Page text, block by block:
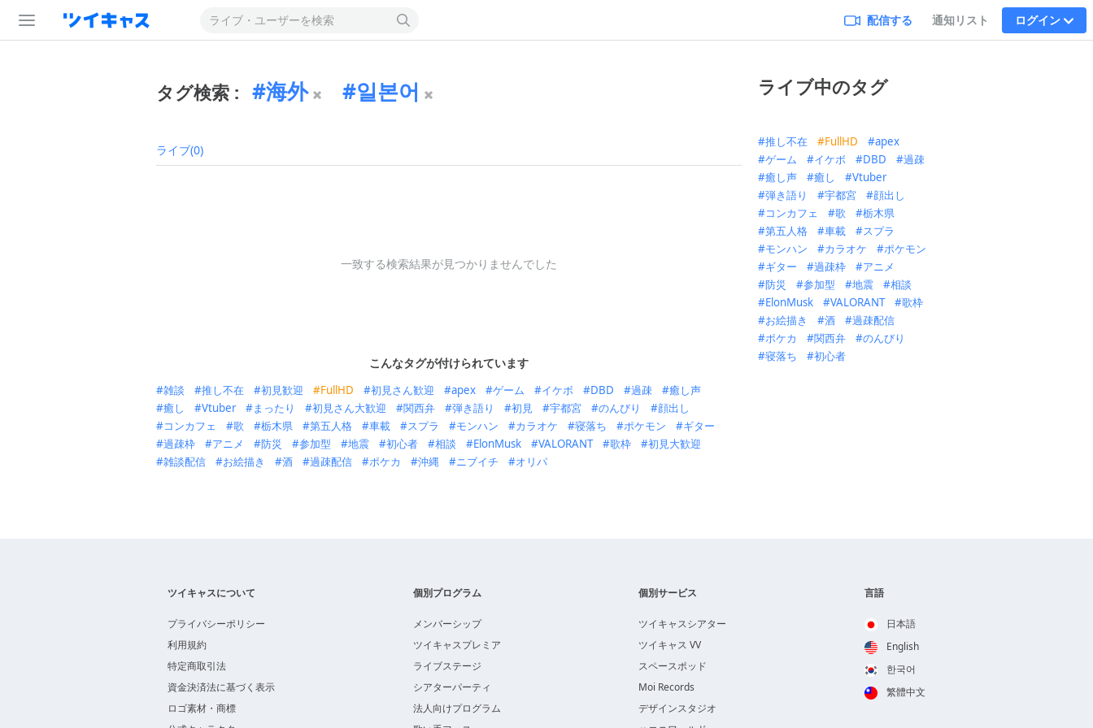
配信する 通知リスト ログイン
タグ検索 : 海外 일본어
ライブ(0)
一致する検索結果が見つかりませんでした
こんなタグが付けられています
雑談 推し不在 初見歓迎 FullHD 初見さん歓迎 apex ゲーム イケボ DBD 過疎
癒し声
癒し
Vtuber まったり 初見さん大歓迎 関西弁 弾き語り 初見 宇都宮 のんびり
顔出し
コンカフェ
歌 栃木県 第五人格 車載 スプラ モンハン カラオケ 寝落ち ポケモン
ギター
過疎枠
アニメ 防災 参加型 地震 初心者 相談 ElonMusk VALORANT 歌枠
初見大歓迎
雑談配信
お絵描き 酒 過疎配信 ポケカ 沖縄 ニブイチ オリパ
ライブ中のタグ
推し不在 FullHD
apex
ゲーム
イケボ DBD
過疎
癒し声
癒し
Vtuber
弾き語り
宇都宮
顔出し
コンカフェ
歌
栃木県
第五人格
車載
スプラ
モンハン
カラオケ
ポケモン
ギター
過疎枠
アニメ
防災
参加型 地震
相談
ElonMusk
VALORANT
歌枠
お絵描き
酒
過疎配信
ポケカ
関西弁
のんびり
寝落ち
初心者
ツイキャスについて
プライバシーポリシー
利用規約
特定商取引法
資金決済法に基づく表示
ロゴ素材・商標
個別プログラム
メンバーシップ
ツイキャスプレミア
ライブステージ
シアターパーティ
法人向けプログラム
個別サービス
ツイキャスシアター
ツイキャス VV
スペースポッド
Moi Records
デザインスタジオ
言語
日本語
English
한국어
繁體中文